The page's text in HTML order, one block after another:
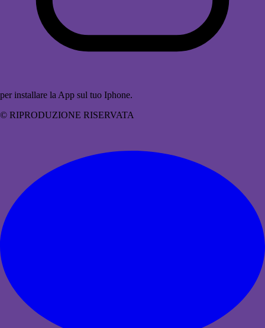
per installare la App sul tuo Iphone.
© RIPRODUZIONE RISERVATA